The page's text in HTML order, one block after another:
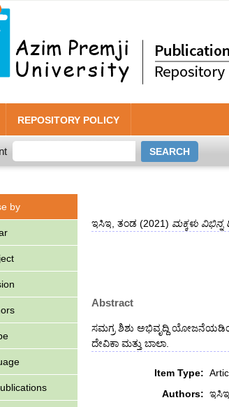
REPOSITORY POLICY
by
ಇಸಿಇ, ತಂಡ (2021) ಮಕ್ಕಳು
Abstract
ಸಮಗ್ರ ಶಿಶು ಅಭಿವೃದ್ದಿ
ದೇವಿಕಾ ಮತ್ತು ಬಾಲಾ.
Item Type:
Authors: